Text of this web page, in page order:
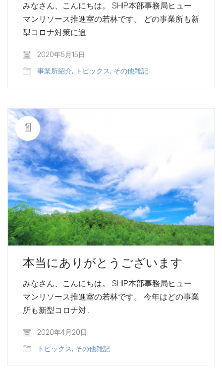
みなさん、こんにちは。 SHIP本部事務局ヒュー
マンリソース推進室の若林です。 どの事業所も新
型コロナ対策に追…
2020年5月15日
事業所紹介, トピックス, その他雑記
本当にありがとうございます
みなさん、こんにちは。 SHIP本部事務局ヒュー
マンリソース推進室の若林です。 今年はどの事業
所も新型コロナ対…
2020年4月20日
トピックス, その他雑記